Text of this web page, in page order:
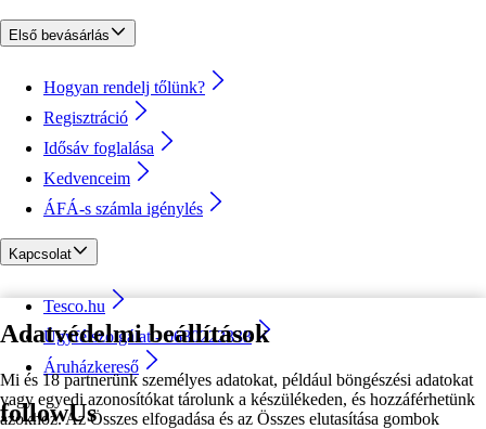
Adatvédelmi beállítások
Mi és 18 partnerünk személyes adatokat, például böngészési adatokat
vagy egyedi azonosítókat tárolunk a készülékeden, és hozzáférhetünk
azokhoz. Az Összes elfogadása és az Összes elutasítása gombok
Első bevásárlás
Hogyan rendelj tőlünk?
Regisztráció
Idősáv foglalása
Kedvenceim
ÁFÁ-s számla igénylés
Kapcsolat
Tesco.hu
Ügyfélszolgálat - 0680222333
Áruházkereső
followUs